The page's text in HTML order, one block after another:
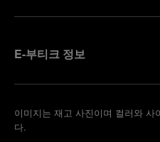
E-부티크 정보
이미지는 재고 사진이며 컬러와
다.